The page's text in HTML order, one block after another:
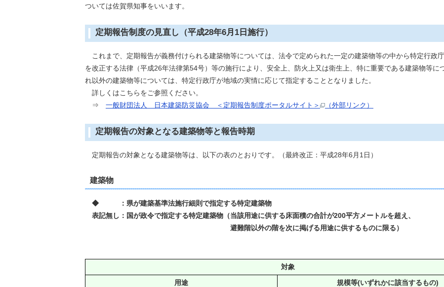
ついては佐賀県知事をいいます。
定期報告制度の見直し（平成28年6月1日施行）
これまで、定期報告が義務付けられる建築物等については、法令で定められた一定の建築物等の中から特定行政
を改正する法律（平成26年法律第54号）等の施行により、安全上、防火上又は衛生上、特に重要である建築物等に
れ以外の建築物等については、特定行政庁が地域の実情に応じて指定することとなりました。
詳しくはこちらをご参照ください。
⇒ 一般財団法人 日本建築防災協会 ＜定期報告制度ポータルサイト＞ （外部リンク）
定期報告の対象となる建築物等と報告時期
定期報告の対象となる建築物等は、以下の表のとおりです。（最終改正：平成28年6月1日）
建築物
◆ ：県が建築基準法施行細則で指定する特定建築物
表記無し： 国が政令で指定する特定建築物（当該用途に供する床面積の合計が200平方メートルを超え、
避難階以外の階を次に掲げる用途に供するものに限る）
対象
用途
規模等(いずれかに該当するもの)